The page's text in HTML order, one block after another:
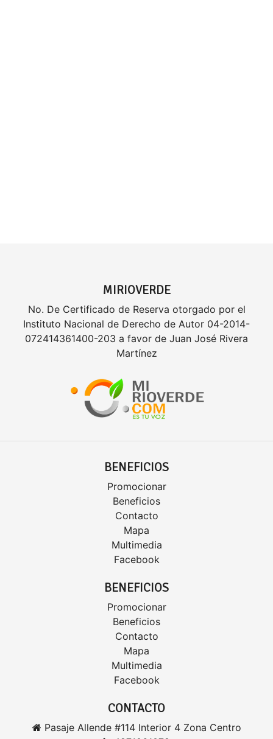
MIRIOVERDE
No. De Certificado de Reserva otorgado por el
Instituto Nacional de Derecho de Autor 04-2014-
072414361400-203 a favor de Juan José Rivera
Martínez
BENEFICIOS
Promocionar
Beneficios
Contacto
Mapa
Multimedia
Facebook
BENEFICIOS
Promocionar
Beneficios
Contacto
Mapa
Multimedia
Facebook
CONTACTO
Pasaje Allende #114 Interior 4 Zona Centro